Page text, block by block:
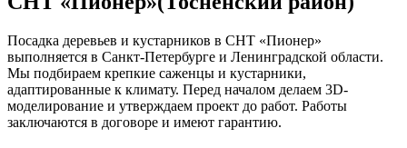
Посадка деревьев и кустарников в СНТ «Пионер»
выполняется в Санкт-Петербурге и Ленинградской области.
Мы подбираем крепкие саженцы и кустарники,
адаптированные к климату. Перед началом делаем 3D-
моделирование и утверждаем проект до работ. Работы
заключаются в договоре и имеют гарантию.